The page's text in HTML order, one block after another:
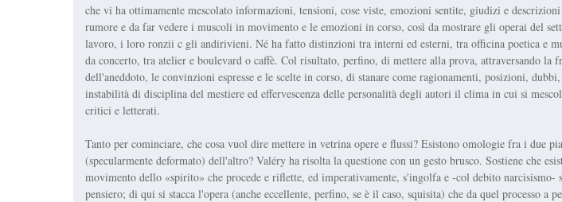
che vi ha ottimamente mescolato informazioni, tensioni, cose viste, emozioni sentite, giudizi e
rumore e da far vedere i muscoli in movimento e le emozioni in corso, così da mostrare gli operai del
lavoro, i loro ronzii c gli andirivieni. Né ha fatto distinzioni tra interni ed esterni, tra officina poetica e
da concerto, tra atelier e boulevard o caffè. Col risultato, perfino, di mettere alla prova, attraversando la
dell'aneddoto, le convinzioni espresse e le scelte in corso, di stanare come ragionamenti, posizioni,
instabilità di disciplina del mestiere ed effervescenza delle personalità degli autori il clima in cui si
critici e letterati.
Tanto per cominciare, che cosa vuol dire mettere in vetrina opere e flussi? Esistono omologie fra i due
(specularmente deformato) dell'altro? Valéry ha risolta la questione con un gesto brusco. Sostiene che
movimento dello «spirito» che procede e riflette, ed imperativamente, s'ingolfa e -col debito narcisismo-
pensiero; di qui si stacca l'opera (anche eccellente, perfino, se è il caso, squisita) che da quel processo a